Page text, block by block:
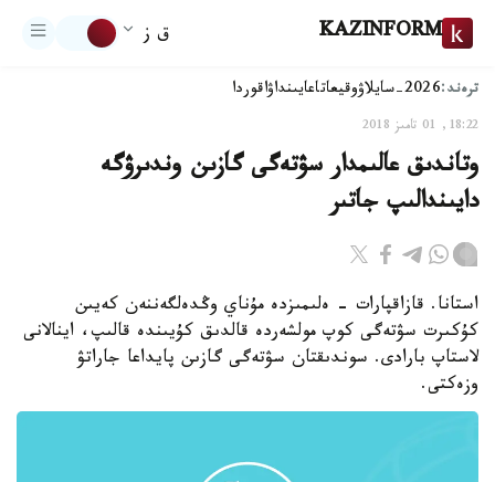
KAZINFORM ق ز
ترەند:2026-سايلاۋ وقيعاتاعايىنداۋاقوردا
18:22, 01 تامىز 2018
وتاندىق عالىمدار سۋتەگى گازىن وندىرۋگە
دايىندالىپ جاتىر
استانا. قازاقپارات - ەلىمىزدە مۇناي وڭدەلگەننەن كەيىن
كۇكىرت سۋتەگى كوپ مولشەردە قالدىق كۇيىندە قالىپ، اينالانى
لاستاپ بارادى. سوندىقتان سۋتەگى گازىن پايداعا جاراتۋ
وزەكتى.